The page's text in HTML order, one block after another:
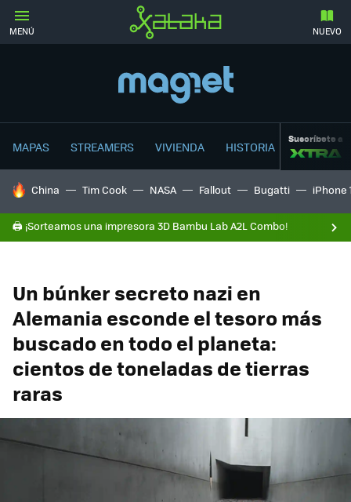
MENÚ NUEVO
MAPAS STREAMERS VIVIENDA HISTORIA Suscríbete a
HOY SE HABLA DE
China Tim Cook NASA Fallout Bugatti iPhone
🖨️ ¡Sorteamos una impresora 3D Bambu Lab A2L Combo!
Un búnker secreto nazi en
Alemania esconde el tesoro más
buscado en todo el planeta:
cientos de toneladas de tierras
raras